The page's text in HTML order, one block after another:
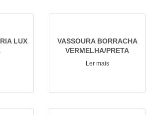
LUX
VASSOURA BORRACHA
VERMELHA/PRETA
Ler mais